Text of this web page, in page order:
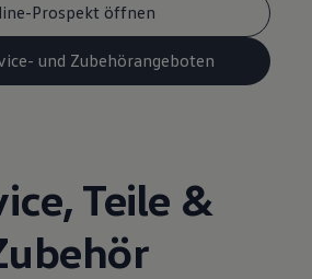
Prospekt öffnen
und Zubehörangeboten
, Teile &